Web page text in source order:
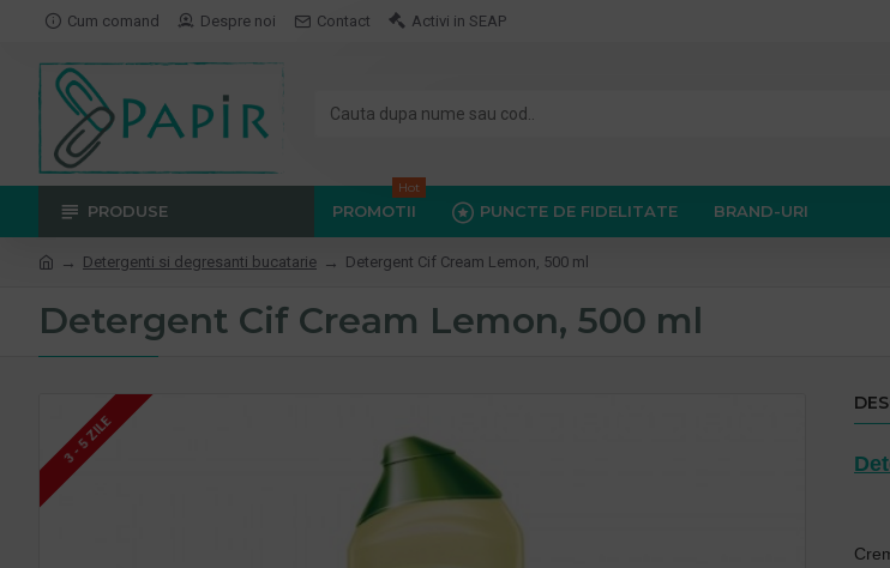
Cum comand Despre noi Contact Activi in SEAP
PRODUSE PROMOTII
Hot
PUNCTE DE FIDELITATE BRAND-URI
Detergenti si degresanti bucatarie Detergent Cif Cream Lemon, 500 ml
Detergent Cif Cream Lemon, 500 ml
3 - 5 ZILE